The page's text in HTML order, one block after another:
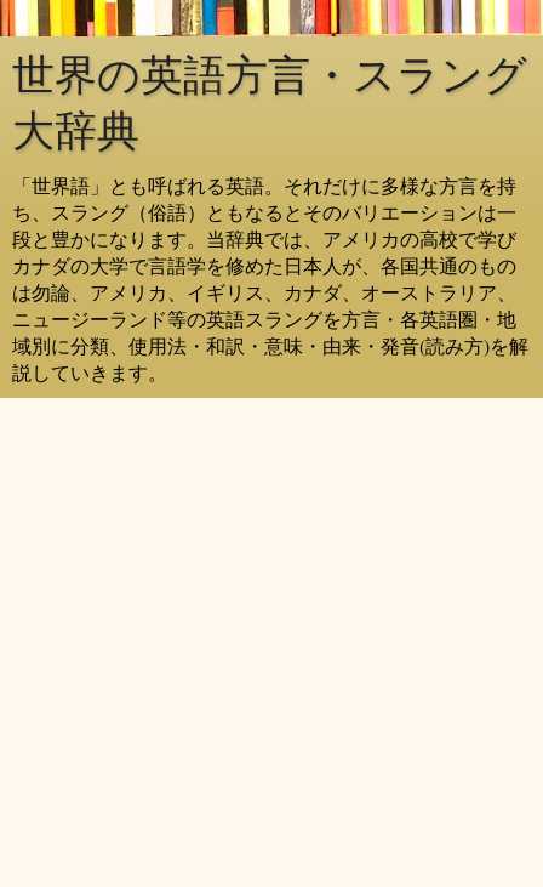
世界の英語方言・スラング
大辞典
「世界語」とも呼ばれる英語。それだけに多様な方言を持
ち、スラング（俗語）ともなるとそのバリエーションは一
段と豊かになります。当辞典では、アメリカの高校で学び
カナダの大学で言語学を修めた日本人が、各国共通のもの
は勿論、アメリカ、イギリス、カナダ、オーストラリア、
ニュージーランド等の英語スラングを方言・各英語圏・地
域別に分類、使用法・和訳・意味・由来・発音(読み方)を解
説していきます。